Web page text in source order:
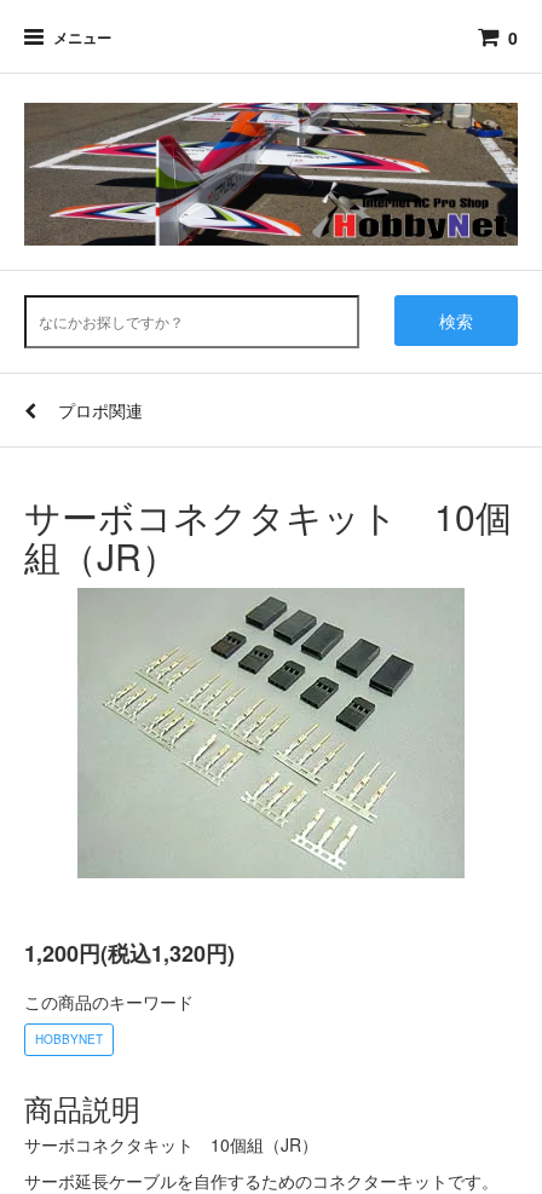
メニュー 0
検索
プロポ関連
サーボコネクタキット 10個
組（JR）
1,200円(税込1,320円)
この商品のキーワード
HOBBYNET
商品説明
サーボコネクタキット 10個組（JR）
サーボ延長ケーブルを自作するためのコネクターキットです。